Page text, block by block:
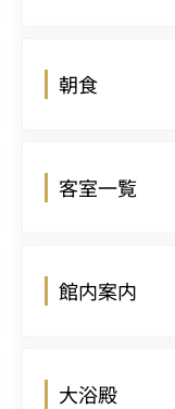
朝食
客室一覧
館内案内
大浴殿